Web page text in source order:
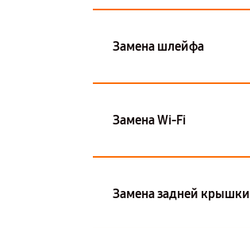
Замена шлейфа
Замена Wi-Fi
Замена задней крышки